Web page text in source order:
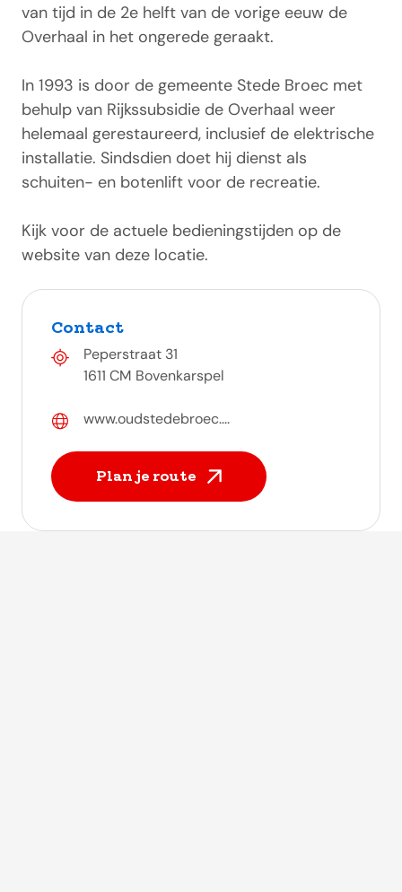
van tijd in de 2e helft van de vorige eeuw de
Overhaal in het ongerede geraakt.
In 1993 is door de gemeente Stede Broec met
behulp van Rijkssubsidie de Overhaal weer
helemaal gerestaureerd, inclusief de elektrische
installatie. Sindsdien doet hij dienst als
schuiten- en botenlift voor de recreatie.
Kijk voor de actuele bedieningstijden op de
website van deze locatie.
Contact
Peperstraat 31
1611 CM Bovenkarspel
www.oudstedebroec....
Plan je route